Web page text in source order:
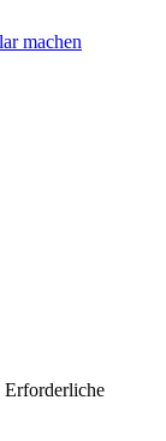
Erforderliche